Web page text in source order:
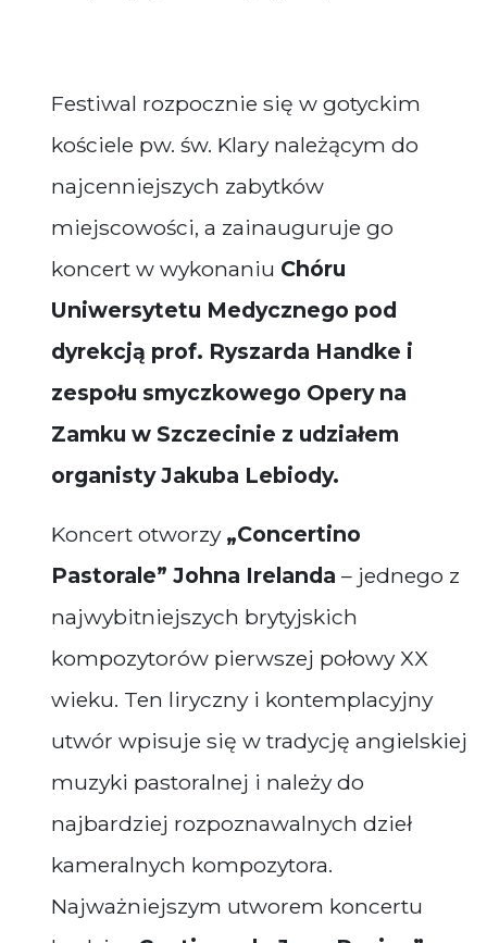
Festiwal rozpocznie się w gotyckim
kościele pw. św. Klary należącym do
najcenniejszych zabytków
miejscowości, a zainauguruje go
koncert w wykonaniu Chóru
Uniwersytetu Medycznego pod
dyrekcją prof. Ryszarda Handke i
zespołu smyczkowego Opery na
Zamku w Szczecinie z udziałem
organisty Jakuba Lebiody.
Koncert otworzy „Concertino
Pastorale” Johna Irelanda – jednego z
najwybitniejszych brytyjskich
kompozytorów pierwszej połowy XX
wieku. Ten liryczny i kontemplacyjny
utwór wpisuje się w tradycję angielskiej
muzyki pastoralnej i należy do
najbardziej rozpoznawalnych dzieł
kameralnych kompozytora.
Najważniejszym utworem koncertu